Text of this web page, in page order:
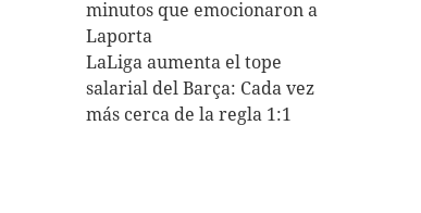
minutos que emocionaron a
Laporta
LaLiga aumenta el tope
salarial del Barça: Cada vez
más cerca de la regla 1:1